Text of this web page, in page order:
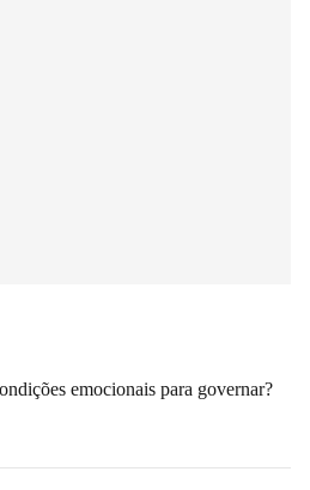
emocionais para governar?